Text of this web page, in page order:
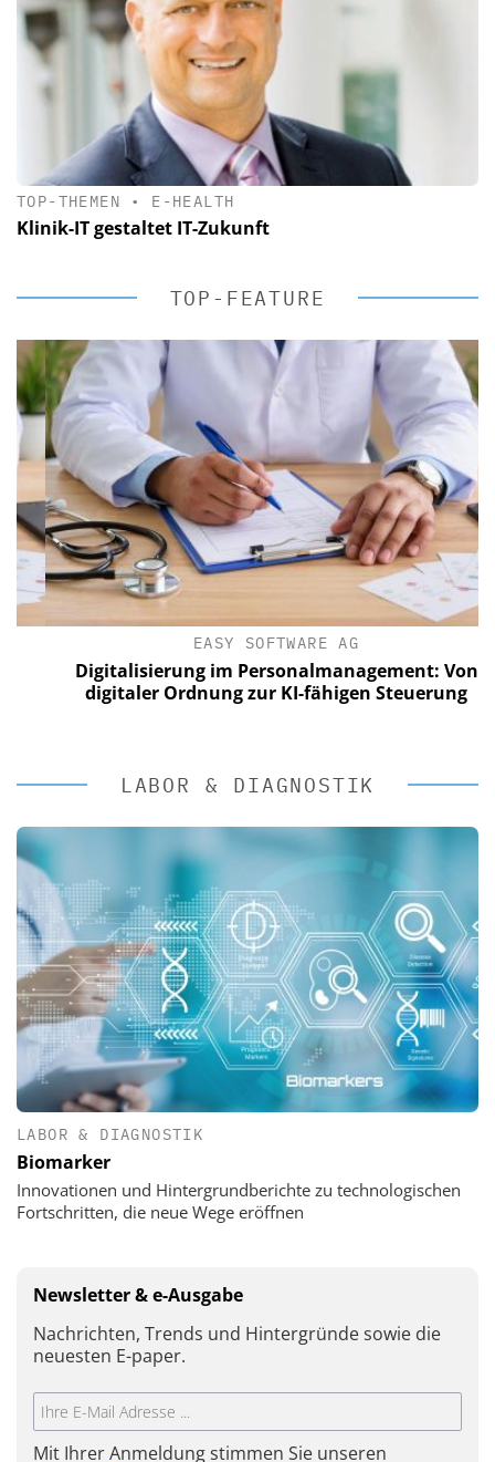
TOP-THEMEN • E-HEALTH
Klinik-IT gestaltet IT-Zukunft
TOP-FEATURE
EASY SOFTWARE AG
Digitalisierung im Personalmanagement: Von
digitaler Ordnung zur KI-fähigen Steuerung
LABOR & DIAGNOSTIK
LABOR & DIAGNOSTIK
Biomarker
Innovationen und Hintergrundberichte zu technologischen
Fortschritten, die neue Wege eröffnen
Newsletter & e-Ausgabe
Nachrichten, Trends und Hintergründe sowie die
neuesten E-paper.
Mit Ihrer Anmeldung stimmen Sie unseren